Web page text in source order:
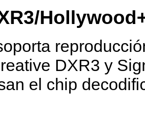
DXR3 y
el chip